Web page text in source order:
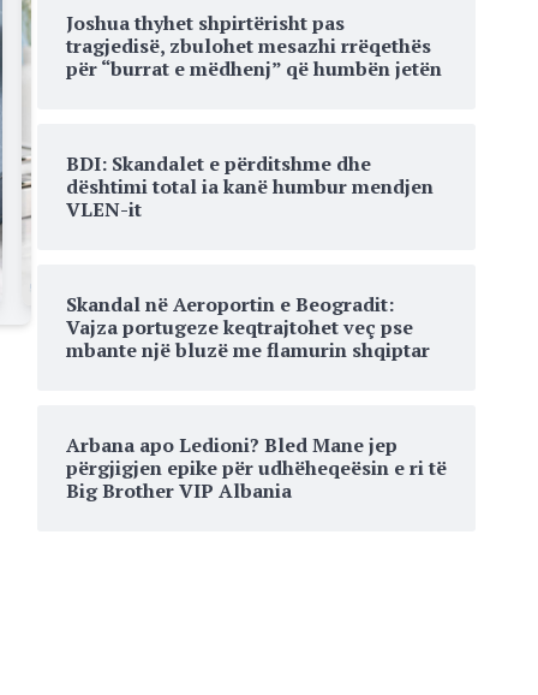
Joshua thyhet shpirtërisht pas
tragjedisë, zbulohet mesazhi rrëqethës
për “burrat e mëdhenj” që humbën jetën
BDI: Skandalet e përditshme dhe
dështimi total ia kanë humbur mendjen
VLEN-it
Skandal në Aeroportin e Beogradit:
Vajza portugeze keqtrajtohet veç pse
mbante një bluzë me flamurin shqiptar
Arbana apo Ledioni? Bled Mane jep
përgjigjen epike për udhëheqeësin e ri të
Big Brother VIP Albania